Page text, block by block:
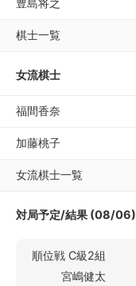
豊島将之
棋士一覧
女流棋士
福間香奈
加藤桃子
女流棋士一覧
対局予定/結果 (08/06)
順位戦 C級2組
宮嶋健太